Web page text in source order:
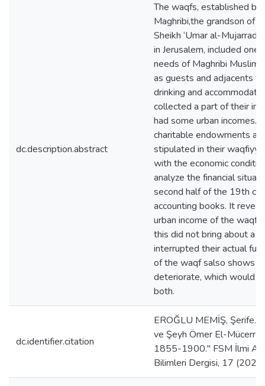
dc.description.abstract
The waqfs, established
Maghribi,the grandson of
Sheikh ‘Umar al-
in Jerusalem, included
needs of Maghribi
as guests and adjacents
drinking and
collected a part of their
had some urban incomes.
charitable endowments
stipulated in their
with the economic
analyze the financial
second half of the 19th
accounting books. It
urban income of the
this did not bring about a
interrupted their actual
of the waqf salso shows
deteriorate, which would
both.
dc.identifier.citation
EROĞLU MEMİŞ, Şerife.
ve Şeyh Ömer El-Mücerred
1855-1900." FSM İlmi
Bilimleri Dergisi, 17